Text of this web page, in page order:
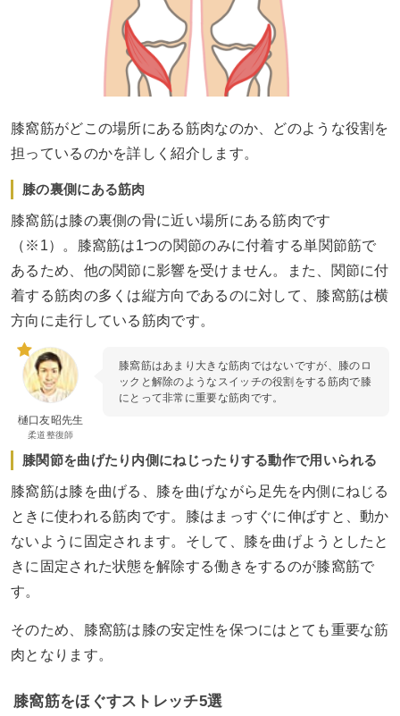
膝窩筋がどこの場所にある筋肉なのか、どのような役割を
担っているのかを詳しく紹介します。
膝の裏側にある筋肉
膝窩筋は膝の裏側の骨に近い場所にある筋肉です
（※1）。膝窩筋は1つの関節のみに付着する単関節筋で
あるため、他の関節に影響を受けません。また、関節に付
着する筋肉の多くは縦方向であるのに対して、膝窩筋は横
方向に走行している筋肉です。
樋口友昭先生
柔道整復師
膝窩筋はあまり大きな筋肉ではないですが、膝のロ
ックと解除のようなスイッチの役割をする筋肉で膝
にとって非常に重要な筋肉です。
膝関節を曲げたり内側にねじったりする動作で用いられる
膝窩筋は膝を曲げる、膝を曲げながら足先を内側にねじる
ときに使われる筋肉です。膝はまっすぐに伸ばすと、動か
ないように固定されます。そして、膝を曲げようとしたと
きに固定された状態を解除する働きをするのが膝窩筋で
す。
そのため、膝窩筋は膝の安定性を保つにはとても重要な筋
肉となります。
膝窩筋をほぐすストレッチ5選